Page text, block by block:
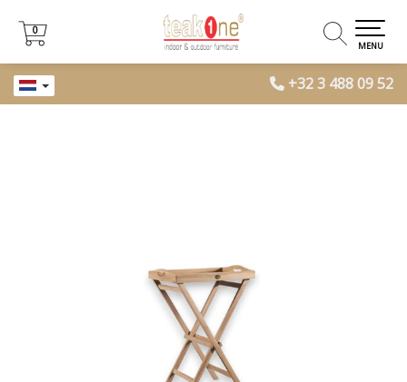
+32 3 488 09 52
0
0
MENU